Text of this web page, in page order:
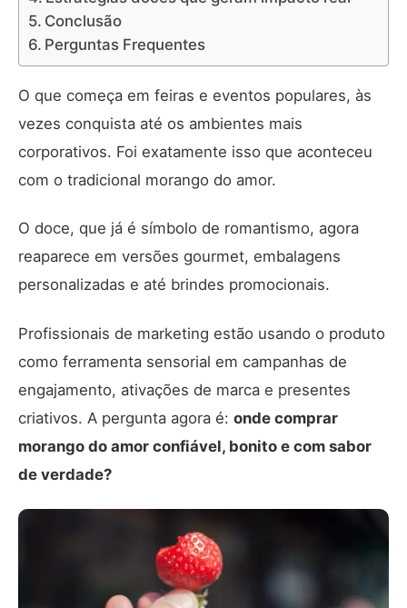
Conclusão
Perguntas Frequentes
O que começa em feiras e eventos populares, às
vezes conquista até os ambientes mais
corporativos. Foi exatamente isso que aconteceu
com o tradicional morango do amor.
O doce, que já é símbolo de romantismo, agora
reaparece em versões gourmet, embalagens
personalizadas e até brindes promocionais.
Profissionais de marketing estão usando o produto
como ferramenta sensorial em campanhas de
engajamento, ativações de marca e presentes
criativos. A pergunta agora é: onde comprar
morango do amor confiável, bonito e com sabor
de verdade?